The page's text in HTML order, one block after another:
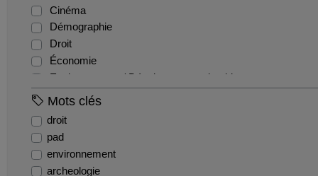
Reportage
Cinéma
Démographie
Droit
Économie
Environnement / Développement durable
EPS
Histoire
Mots clés
droit
pad
environnement
archeologie